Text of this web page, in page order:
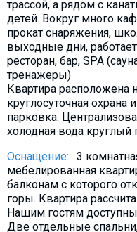
трассой, а рядом с
детей. Вокруг много
прокат снаряжения,
выходные дни, работает
ресторан, бар, SPA
тренажеры)
Квартира расположена
круглосуточная
парковка.
холодная вода круглый
Оснащение:
3
мебeлированная
балконам с которого
горы. Квартира
Нашим гостям
Две отдельные
Мобильная
Галерея
Отчеты
Безопасность